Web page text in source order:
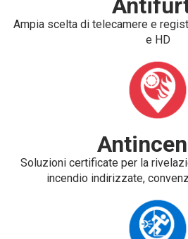
Ampia scelta di telecamere e
e HD
Soluzioni certificate per la
incendio indirizzate,